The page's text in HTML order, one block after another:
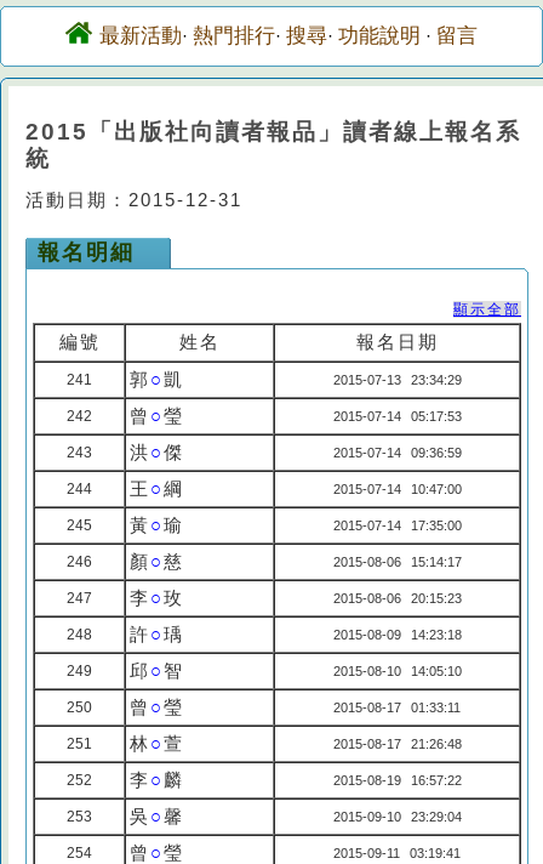
最新活動· 熱門排行· 搜尋· 功能說明 · 留言
2015「出版社向讀者報品」讀者線上報名系
統
活動日期：2015-12-31
報名明細
顯示全部
編號 姓名 報名日期
241 郭 ○凱 2015-07-13 23:34:29
242 曾 ○瑩 2015-07-14 05:17:53
243 洪○傑 2015-07-14 09:36:59
244 王 ○綱 2015-07-14 10:47:00
245 黃○瑜 2015-07-14 17:35:00
246 顏○慈 2015-08-06 15:14:17
247 李○玫 2015-08-06 20:15:23
248 許○瑀 2015-08-09 14:23:18
249 邱 ○ 智 2015-08-10 14:05:10
250 曾 ○瑩 2015-08-17 01:33:11
251 林○萱 2015-08-17 21:26:48
252 李○ 麟 2015-08-19 16:57:22
253 吳 ○ 馨 2015-09-10 23:29:04
254 曾 ○瑩 2015-09-11 03:19:41